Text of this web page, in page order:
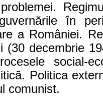
în
a României.
(30 decembrie
social-
Politica
comunist.